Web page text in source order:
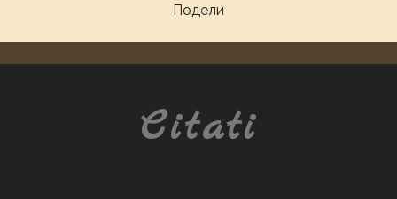
Подели
Citati